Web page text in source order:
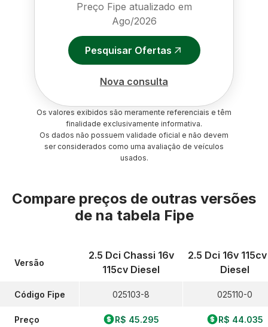
Preço Fipe atualizado em
Ago/2026
Pesquisar Ofertas
Nova consulta
Os valores exibidos são meramente referenciais e têm
finalidade exclusivamente informativa.
Os dados não possuem validade oficial e não devem
ser considerados como uma avaliação de veículos
usados.
Compare preços de outras versões
de na tabela Fipe
Versão
Código Fipe
Preço
2.5 Dci Chassi 16v
115cv Diesel
025103-8
R$ 45.295
2.5 Dci 16v 115cv
Diesel
025110-0
R$ 44.035